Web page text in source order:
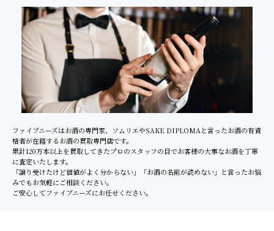
ファイブニーズはお酒の専門家、ソムリエやSAKE DIPLOMAと言ったお酒の有資
格者が在籍するお酒の買取専門店です。
累計120万本以上を買取してきたプロのスタッフの目でお客様の大事なお酒を丁寧
に査定いたします。
「譲り受けたけど価値がよく分からない」「お酒の名前が読めない」と言ったお悩
みでもお気軽にご相談ください。
ご安心してファイブニーズにお任せください。